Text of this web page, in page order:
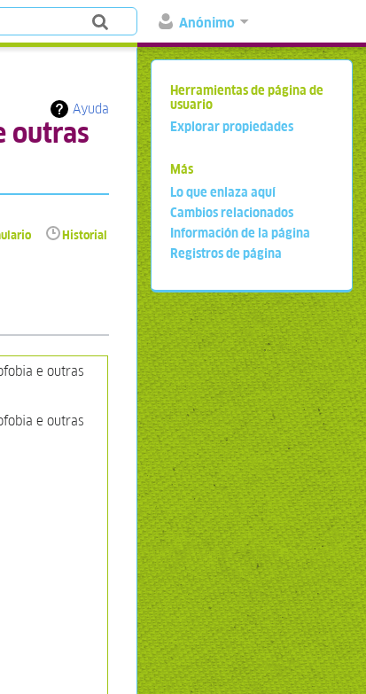
Anónimo
Ayuda
outras
Historial
e outras
e outras
Herramientas de página de
usuario
Explorar propiedades
Más
Lo que enlaza aquí
Cambios relacionados
Información de la página
Registros de página